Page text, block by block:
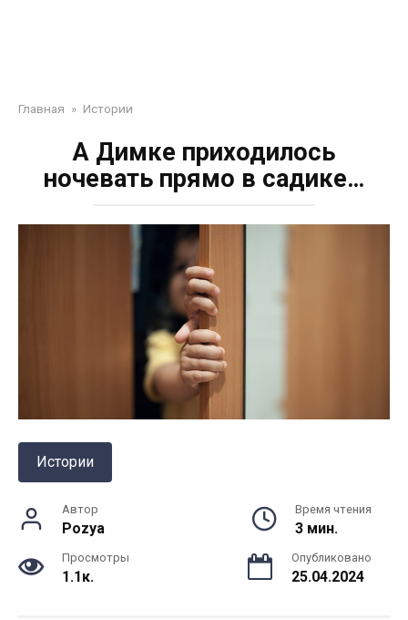
Главная » Истории
А Димке приходилось
ночевать прямо в садике…
Истории
Автор
Pozya
Время чтения
3 мин.
Просмотры
1.1к.
Опубликовано
25.04.2024